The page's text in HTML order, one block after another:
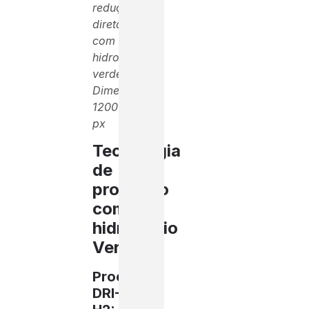
redução
direta
com
hidrogênio
verde.
Dimensão:
1200×675
px
Tecnologia
de
produção
com
hidrogênio
Verde
Processo
DRI-